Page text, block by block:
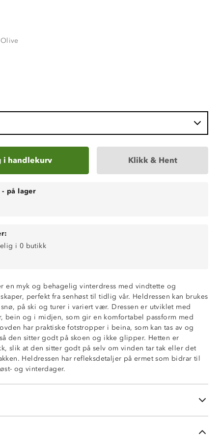
i handlekurv Klikk & Hent
- på lager
i 0 butikk
en myk og behagelig vinterdress med vindtette og
perfekt fra senhøst til tidlig vår. Heldressen kan brukes
på ski og turer i variert vær. Dressen er utviklet med
bein og i midjen, som gir en komfortabel passform med
har praktiske fotstropper i beina, som kan tas av og
den sitter godt på skoen og ikke glipper. Hetten er
slik at den sitter godt på selv om vinden tar tak eller det
Heldressen har refleksdetaljer på ermet som bidrar til
og vinterdager.
000 mm vannsøyle)
(3 000 mm g/m2/24t)
med glidelås
og bein
med elastikk
med glidelås
hovedglidelås